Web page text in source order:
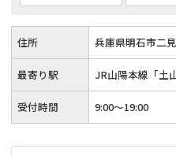
住所 兵庫県明石市二
最寄り駅 JR山陽本線「土
受付時間 9:00～19:00